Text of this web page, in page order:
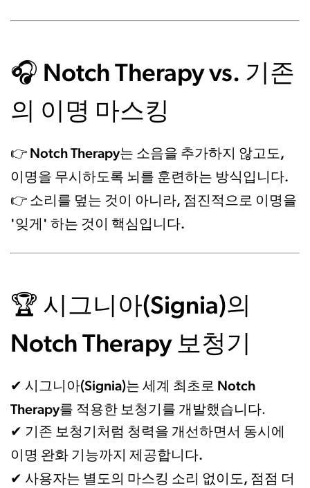
🎧 Notch Therapy vs. 기존
의 이명 마스킹
👉 Notch Therapy는 소음을 추가하지 않고도,
이명을 무시하도록 뇌를 훈련하는 방식입니다.
👉 소리를 덮는 것이 아니라, 점진적으로 이명을
'잊게' 하는 것이 핵심입니다.
🏆 시그니아(Signia)의
Notch Therapy 보청기
✔ 시그니아(Signia)는 세계 최초로 Notch
Therapy를 적용한 보청기를 개발했습니다.
✔ 기존 보청기처럼 청력을 개선하면서 동시에
이명 완화 기능까지 제공합니다.
✔ 사용자는 별도의 마스킹 소리 없이도, 점점 더